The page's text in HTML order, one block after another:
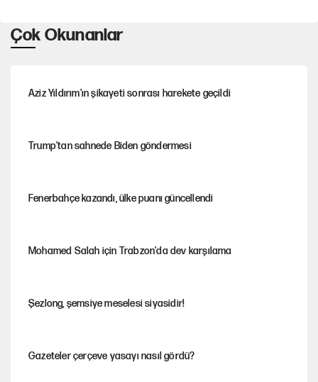
Çok Okunanlar
Aziz Yıldırım’ın şikayeti sonrası harekete geçildi
Trump’tan sahnede Biden göndermesi
Fenerbahçe kazandı, ülke puanı güncellendi
Mohamed Salah için Trabzon'da dev karşılama
Şezlong, şemsiye meselesi siyasidir!
Gazeteler çerçeve yasayı nasıl gördü?